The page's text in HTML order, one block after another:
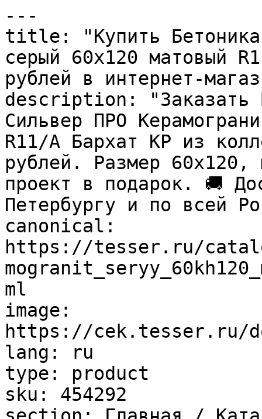
---
title: "Купить Бетоника
серый 60х120 матовый
рублей в интернет-
description: "Заказать
Сильвер ПРО
R11/A Бархат КР из
рублей. Размер 60x120,
проект в подарок. 🚚
Петербургу и по всей
canonical:
https://tesser.ru/
ml
image:
https://cek.tesser.ru/
lang: ru
type: product
sku: 454292